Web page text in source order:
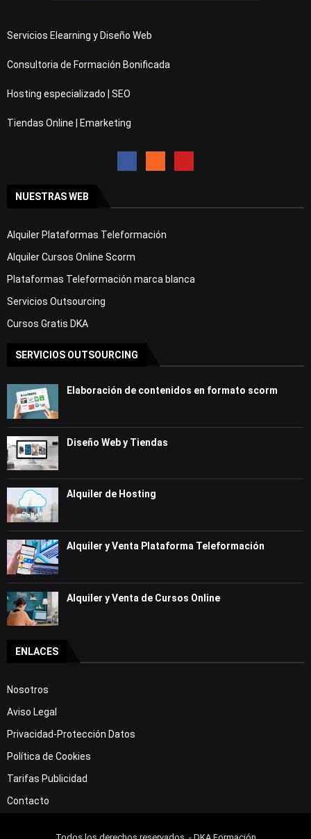
Servicios Elearning y Diseño Web
Consultoria de Formación Bonificada
Hosting especializado | SEO
Tiendas Online | Emarketing
NUESTRAS WEB
Alquiler Plataformas Teleformación
Alquiler Cursos Online Scorm
Plataformas Teleformación marca blanca
Servicios Outsourcing
Cursos Gratis DKA
SERVICIOS OUTSOURCING
Elaboración de contenidos en formato scorm
Diseño Web y Tiendas
Alquiler de Hosting
Alquiler y Venta Plataforma Teleformación
Alquiler y Venta de Cursos Online
ENLACES
Nosotros
Aviso Legal
Privacidad-Protección Datos
Política de Cookies
Tarifas Publicidad
Contacto